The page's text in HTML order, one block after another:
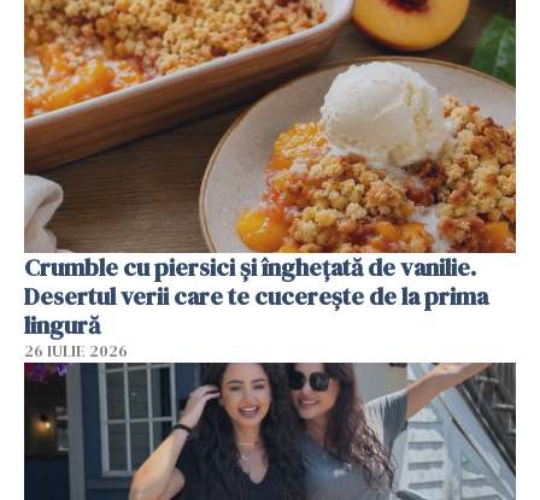
Crumble cu piersici și înghețată de vanilie.
Desertul verii care te cucerește de la prima
lingură
26 IULIE 2026